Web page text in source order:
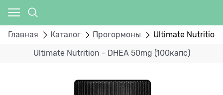
Главная Каталог Прогормоны Ultimate Nutrition
Ultimate Nutrition - DHEA 50mg (100капс)